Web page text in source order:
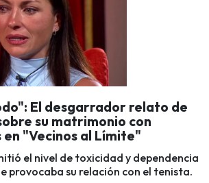
El desgarrador relato de
su matrimonio con
en "Vecinos al Límite"
el nivel de toxicidad y dependencia
provocaba su relación con el tenista.